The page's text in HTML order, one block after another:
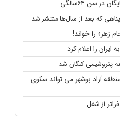
سن ۶۴سالگی
که بعد از سال‌ها منتشر شد
زهر» را خواند!
را اعلام کرد
پتروشیمی کنگان شد
آزاد بوشهر می تواند سکوی
از شغل